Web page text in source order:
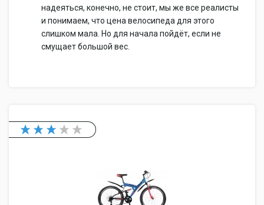
надеяться, конечно, не стоит, мы же все реалисты
и понимаем, что цена велосипеда для этого
слишком мала. Но для начала пойдёт, если не
смущает большой вес.